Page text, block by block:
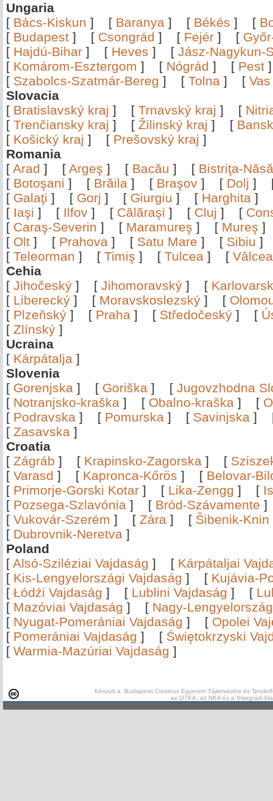
Ungaria
[ Bács-Kiskun ] [ Baranya ] [ Békés ] [
[ Budapest ] [ Csongrád ] [ Fejér ] [
[ Hajdú-Bihar ] [ Heves ] [ Jász-Nagykun-
[ Komárom-Esztergom ] [ Nógrád ] [ Pest
[ Szabolcs-Szatmár-Bereg ] [ Tolna ] [ Vas
Slovacia
[ Bratislavský kraj ] [ Trnavský kraj ] [
[ Trenčiansky kraj ] [ Žilinský kraj ] [
[ Košický kraj ] [ Prešovský kraj ]
Romania
[ Arad ] [ Argeş ] [ Bacău ] [ Bistriţa-
[ Botoşani ] [ Brăila ] [ Braşov ] [ Dolj ]
[ Galaţi ] [ Gorj ] [ Giurgiu ] [ Harghita ]
[ Iaşi ] [ Ilfov ] [ Călăraşi ] [ Cluj ] [
[ Caraş-Severin ] [ Maramureş ] [ Mureş
[ Olt ] [ Prahova ] [ Satu Mare ] [ Sibiu
[ Teleorman ] [ Timiş ] [ Tulcea ] [
Cehia
[ Jihočeský ] [ Jihomoravský ] [
[ Liberecký ] [ Moravskoslezský ] [
[ Plzeňský ] [ Praha ] [ Středočeský ] [
[ Zlínský ]
Ucraina
[ Kárpátalja ]
Slovenia
[ Gorenjska ] [ Goriška ] [ Jugovzhodna
[ Notranjsko-kraška ] [ Obalno-kraška ] [
[ Podravska ] [ Pomurska ] [ Savinjska ]
[ Zasavska ]
Croatia
[ Zágráb ] [ Krapinsko-Zagorska ] [
[ Varasd ] [ Kapronca-Kőrös ] [ Belovar-
[ Primorje-Gorski Kotar ] [ Lika-Zengg ] [
[ Pozsega-Szlavónia ] [ Bród-Szávamente
[ Vukovár-Szerém ] [ Zára ] [ Šibenik-Knin
[ Dubrovnik-Neretva ]
Poland
[ Alsó-Sziléziai Vajdaság ] [ Kárpátaljai
[ Kis-Lengyelországi Vajdaság ] [ Kujávia-
[ Łódźi Vajdaság ] [ Lublini Vajdaság ] [
[ Mazóviai Vajdaság ] [ Nagy-
[ Nyugat-Pomerániai Vajdaság ] [ Opolei
[ Pomerániai Vajdaság ] [ Świętokrzyski
[ Warmia-Mazúriai Vajdaság ]
Készült a Budapesti Corvinus Egyetem Tájtervezési és
az OTKA, az NKA és a Visegrádi